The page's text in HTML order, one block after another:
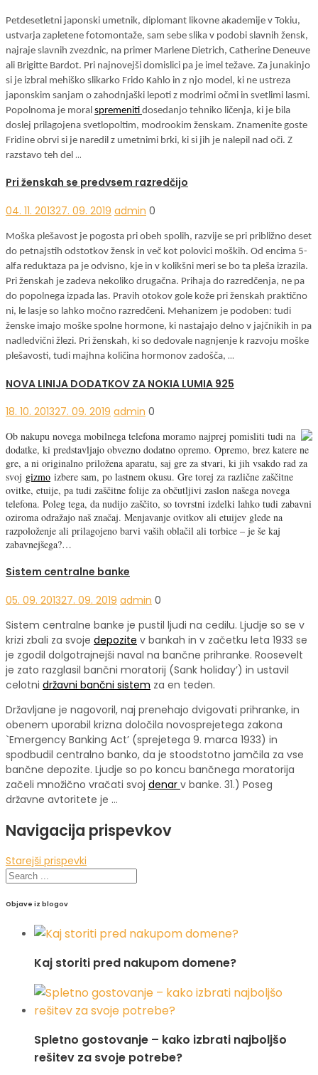
Petdesetletni japonski umetnik, diplomant likovne akademije v Tokiu,
ustvarja zapletene fotomontaže, sam sebe slika v podobi slavnih žensk,
najraje slavnih zvezdnic, na primer Marlene Dietrich, Catherine Deneuve
ali Brigitte Bardot. Pri najnovejši domislici pa je imel težave. Za junakinjo
si je izbral mehiško slikarko Frido Kahlo in z njo model, ki ne ustreza
japonskim sanjam o zahodnjaški lepoti z modrimi očmi in svetlimi lasmi.
Popolnoma je moral spremeniti dosedanjo tehniko ličenja, ki je bila
doslej prilagojena svetlopoltim, modrookim ženskam. Znamenite goste
Fridine obrvi si je naredil z umetnimi brki, ki si jih je nalepil nad oči. Z
razstavo teh del …
Pri ženskah se predvsem razredčijo
04. 11. 201327. 09. 2019 admin 0
Moška plešavost je pogosta pri obeh spolih, razvije se pri približno deset
do petnajstih odstotkov žensk in več kot polovici moških. Od encima 5-
alfa reduktaza pa je odvisno, kje in v kolikšni meri se bo ta pleša izrazila.
Pri ženskah je zadeva nekoliko drugačna. Prihaja do razredčenja, ne pa
do popolnega izpada las. Pravih otokov gole kože pri ženskah praktično
ni, le lasje so lahko močno razredčeni. Mehanizem je podoben: tudi
ženske imajo moške spolne hormone, ki nastajajo delno v jajčnikih in pa
nadledvični žlezi. Pri ženskah, ki so dedovale nagnjenje k razvoju moške
plešavosti, tudi majhna količina hormonov zadošča, …
NOVA LINIJA DODATKOV ZA NOKIA LUMIA 925
18. 10. 201327. 09. 2019 admin 0
Ob nakupu novega mobilnega telefona moramo najprej pomisliti tudi na
dodatke, ki predstavljajo obvezno dodatno opremo. Opremo, brez katere ne
gre, a ni originalno priložena aparatu, saj gre za stvari, ki jih vsakdo rad za
svoj gizmo izbere sam, po lastnem okusu. Gre torej za različne zaščitne
ovitke, etuije, pa tudi zaščitne folije za občutljivi zaslon našega novega
telefona. Poleg tega, da nudijo zaščito, so tovrstni izdelki lahko tudi zabavni
oziroma odražajo naš značaj. Menjavanje ovitkov ali etuijev glede na
razpoloženje ali prilagojeno barvi vaših oblačil ali torbice – je še kaj
zabavnejšega?…
Sistem centralne banke
05. 09. 201327. 09. 2019 admin 0
Sistem centralne banke je pustil ljudi na cedilu. Ljudje so se v
krizi zbali za svoje depozite v bankah in v začetku leta 1933 se
je zgodil dolgotraj­nejši naval na bančne prihranke. Roosevelt
je zato razglasil bančni mora­torij (Sank holiday’) in ustavil
celotni državni bančni sistem za en teden.
Državljane je nagovoril, naj prenehajo dvigovati prihranke, in
obenem uporabil krizna določila novosprejetega zakona
`Emergency Banking Act’ (sprejetega 9. marca 1933) in
spodbudil centralno banko, da je stoodsto­tno jamčila za vse
bančne depozite. Ljudje so po koncu bančnega mora­torija
začeli množično vračati svoj denar v banke. 31.) Poseg
državne avto­ritete je …
Navigacija prispevkov
Starejši prispevki
Objave iz blogov
Kaj storiti pred nakupom domene?
Spletno gostovanje – kako izbrati najboljšo
rešitev za svoje potrebe?